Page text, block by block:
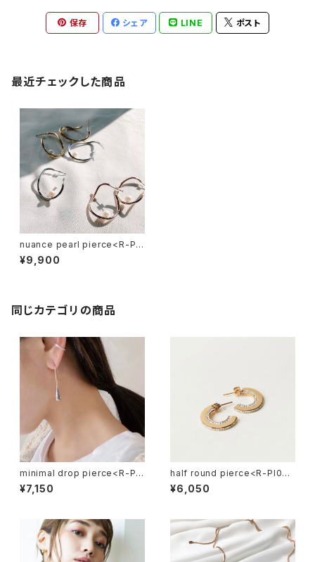
保存 シェア LINE ポスト
最近チェックした商品
nuance pearl pierce<R-PI0
67>
¥9,900
同じカテゴリの商品
minimal drop pierce<R-PI0
64>
¥7,150
half round pierce<R-PI027
>
¥6,050